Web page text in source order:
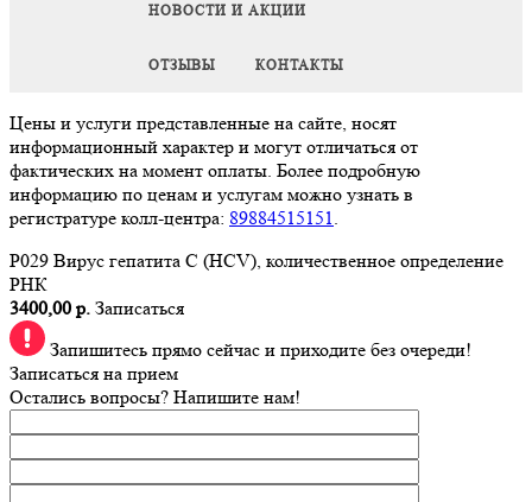
НОВОСТИ И АКЦИИ
ОТЗЫВЫ КОНТАКТЫ
Цены и услуги представленные на сайте, носят
информационный характер и могут отличаться от
фактических на момент оплаты. Более подробную
информацию по ценам и услугам можно узнать в
регистратуре колл-центра: 89884515151.
P029 Вирус гепатита С (HCV), количественное определение
РНК
3400,00 р. Записаться
Запишитесь прямо сейчас и приходите без очереди!
Записаться на прием
Остались вопросы? Напишите нам!